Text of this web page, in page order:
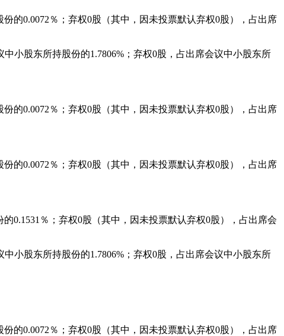
份的0.0072 ％；弃权0股（其中，因未投票默认弃权0股），占出席
中小股东所持股份的1.7806% ；弃权0股，占出席会议中小股东所
份的0.0072 ％；弃权0股（其中，因未投票默认弃权0股），占出席
份的0.0072 ％；弃权0股（其中，因未投票默认弃权0股），占出席
的0.1531 ％；弃权0股（其中，因未投票默认弃权0股），占出席会
中小股东所持股份的1.7806% ；弃权0股，占出席会议中小股东所
份的0.0072 ％；弃权0股（其中，因未投票默认弃权0股），占出席